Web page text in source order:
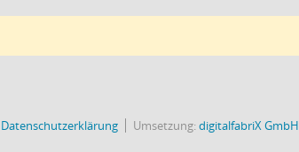
Datenschutzerklärung Umsetzung:digitalfabriX GmbH